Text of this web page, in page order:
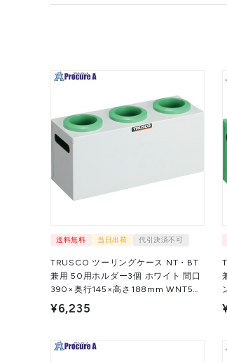
送料無料 当日出荷 代引決済不可
TRUSCO ツーリングケース NT・BT
兼用 50用ホルダー3個 ホワイト 間口
390×奥行145×高さ188mm WNT50-
3W 1台 ▼393-0238
¥6,235